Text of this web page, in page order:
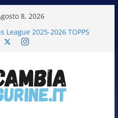
8, 2026
League 2025-2026 TOPPS
PANINI
BKT 2025-2026 PANINI